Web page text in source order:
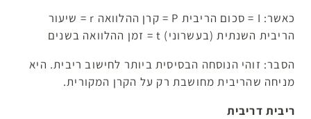
כאשר: I = סכום הריבית P = קרן ההלוואה r = שיעור
הריבית השנתית (בעשרוני) t = זמן ההלוואה בשנים
הסבר: זוהי הנוסחה הבסיסית ביותר לחישוב ריבית. היא
מניחה שהריבית מחושבת רק על הקרן המקורית.
ריבית דריבית